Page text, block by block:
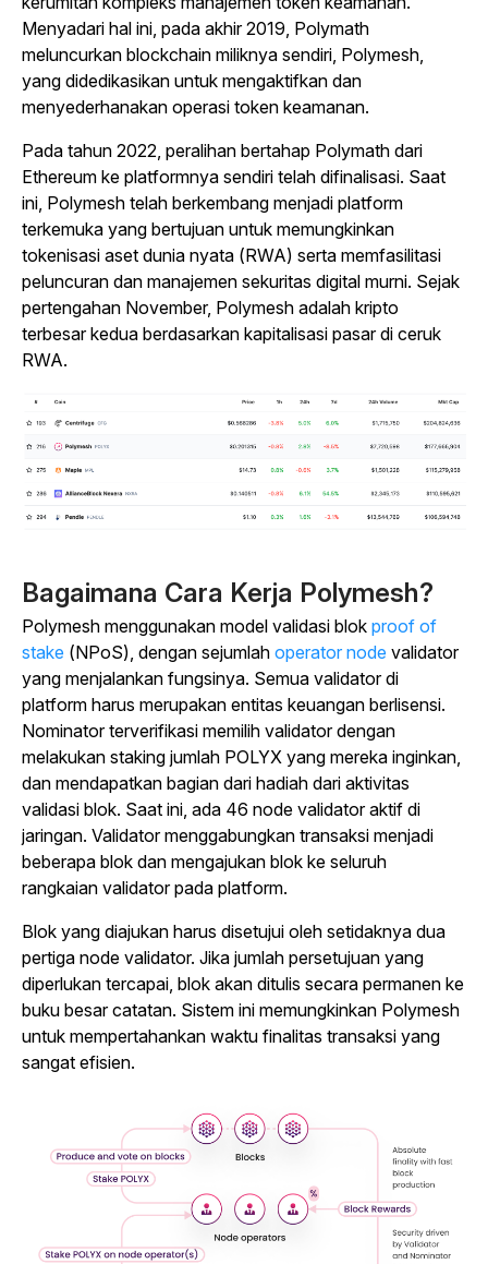
Menyadari hal ini, pada akhir 2019, Polymath
meluncurkan blockchain miliknya sendiri, Polymesh,
yang didedikasikan untuk mengaktifkan dan
menyederhanakan operasi token keamanan.
Pada tahun 2022, peralihan bertahap Polymath dari
Ethereum ke platformnya sendiri telah difinalisasi. Saat
ini, Polymesh telah berkembang menjadi platform
terkemuka yang bertujuan untuk memungkinkan
tokenisasi aset dunia nyata (RWA) serta memfasilitasi
peluncuran dan manajemen sekuritas digital murni. Sejak
pertengahan November, Polymesh adalah kripto
terbesar kedua berdasarkan kapitalisasi pasar di ceruk
RWA.
Bagaimana Cara Kerja Polymesh?
Polymesh menggunakan model validasi blok proof of
stake (NPoS), dengan sejumlah operator node validator
yang menjalankan fungsinya. Semua validator di
platform harus merupakan entitas keuangan berlisensi.
Nominator terverifikasi memilih validator dengan
melakukan staking jumlah POLYX yang mereka inginkan,
dan mendapatkan bagian dari hadiah dari aktivitas
validasi blok. Saat ini, ada 46 node validator aktif di
jaringan. Validator menggabungkan transaksi menjadi
beberapa blok dan mengajukan blok ke seluruh
rangkaian validator pada platform.
Blok yang diajukan harus disetujui oleh setidaknya dua
pertiga node validator. Jika jumlah persetujuan yang
diperlukan tercapai, blok akan ditulis secara permanen ke
buku besar catatan. Sistem ini memungkinkan Polymesh
untuk mempertahankan waktu finalitas transaksi yang
sangat efisien.